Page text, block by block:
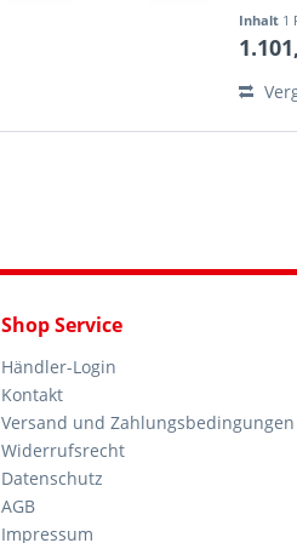
Inhalt 1
Shop Service
Händler-Login
Kontakt
Versand und Zahlungsbedingungen
Widerrufsrecht
Datenschutz
AGB
Impressum